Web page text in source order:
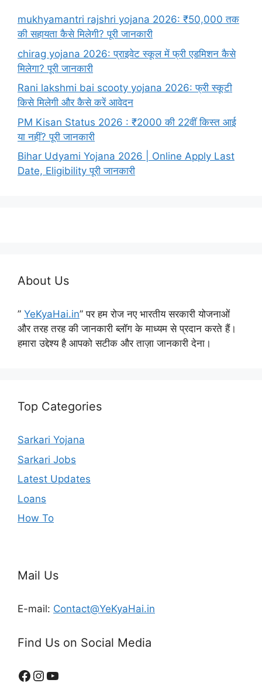
mukhyamantri rajshri yojana 2026: ₹50,000 तक
की सहायता कैसे मिलेगी? पूरी जानकारी
chirag yojana 2026: प्राइवेट स्कूल में फ्री एडमिशन कैसे
मिलेगा? पूरी जानकारी
Rani lakshmi bai scooty yojana 2026: फ्री स्कूटी
किसे मिलेगी और कैसे करें आवेदन
PM Kisan Status 2026 : ₹2000 की 22वीं किस्त आई
या नहीं? पूरी जानकारी
Bihar Udyami Yojana 2026 | Online Apply Last
Date, Eligibility पूरी जानकारी
About Us
” YeKyaHai.in” पर हम रोज नए भारतीय सरकारी योजनाओं
और तरह तरह की जानकारी ब्लॉग के माध्यम से प्रदान करते हैं।
हमारा उद्देश्य है आपको सटीक और ताज़ा जानकारी देना।
Top Categories
Sarkari Yojana
Sarkari Jobs
Latest Updates
Loans
How To
Mail Us
E-mail: Contact@YeKyaHai.in
Find Us on Social Media